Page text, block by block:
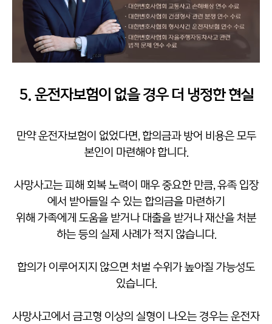
5. 운전자보험이 없을 경우 더 냉정한 현실
만약 운전자보험이 없었다면, 합의금과 방어 비용은 모두
본인이 마련해야 합니다.
사망사고는 피해 회복 노력이 매우 중요한 만큼, 유족 입장
에서 받아들일 수 있는 합의금을 마련하기
위해 가족에게 도움을 받거나 대출을 받거나 재산을 처분
하는 등의 실제 사례가 적지 않습니다.
합의가 이루어지지 않으면 처벌 수위가 높아질 가능성도
있습니다.
사망사고에서 금고형 이상의 실형이 나오는 경우는 운전자